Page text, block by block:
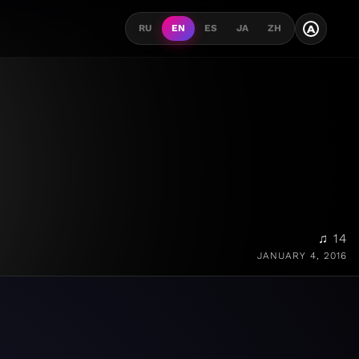
RU EN ES JA ZH A
♫ 14
JANUARY 4, 2016